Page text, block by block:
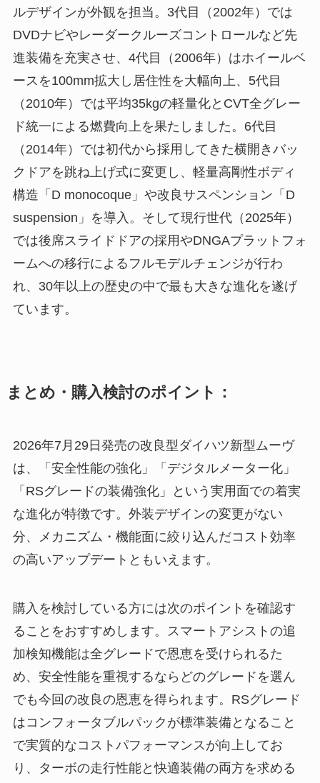
ルデザインが外観を担当。3代目（2002年）では
DVDナビやレーダークルーズコントロールなど先
進装備を充実させ、4代目（2006年）はホイールベ
ースを100mm拡大し居住性を大幅向上、5代目
（2010年）では平均35kgの軽量化とCVT全グレー
ド統一による燃費向上を果たしました。6代目
（2014年）では初代から採用してきた横開きバッ
クドアを跳ね上げ式に変更し、軽量高剛性ボディ
構造「D monocoque」や改良サスペンション「D
suspension」を導入。そして現行世代（2025年）
では後席スライドドアの採用やDNGAプラットフォ
ームへの移行によるフルモデルチェンジが行わ
れ、30年以上の歴史の中で最も大きな進化を遂げ
ています。
まとめ・購入検討のポイント：
2026年7月29日発売の改良型ダイハツ新型ムーヴ
は、「安全性能の強化」「デジタルメーター化」
「RSグレードの装備強化」という実用面での着実
な進化が特徴です。外装デザインの変更がない
分、メカニズム・機能面に絞り込んだコスト効率
の高いアップデートともいえます。
購入を検討している方には次のポイントを確認す
ることをおすすめします。スマートアシストの追
加検知機能は全グレードで恩恵を受けられるた
め、安全性能を重視するならどのグレードを選ん
でも今回の改良の恩恵を得られます。RSグレード
はコンフォータブルパックが標準装備となること
で実質的なコストパフォーマンスが向上してお
り、ターボの走行性能と快適装備の両方を求める